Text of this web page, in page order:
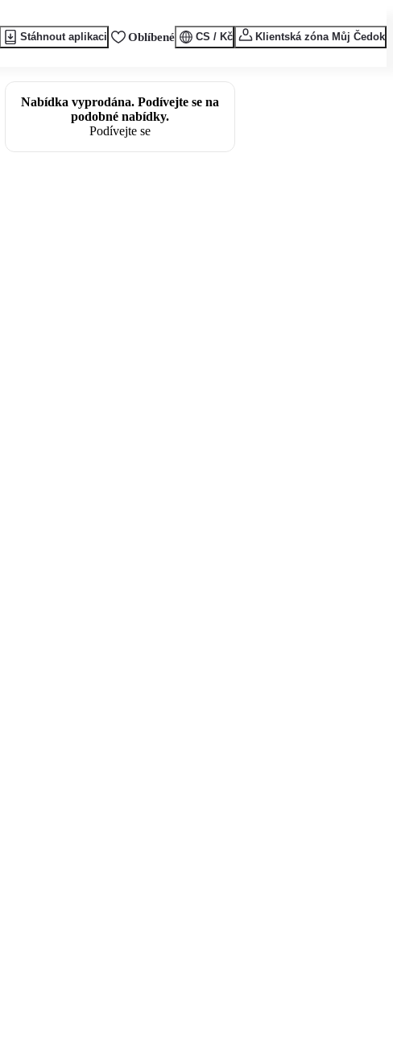
Stáhnout aplikaci Oblíbené CS / Kč Klientská zóna Můj Čedok
Nabídka vyprodána. Podívejte se na
podobné nabídky.
Podívejte se